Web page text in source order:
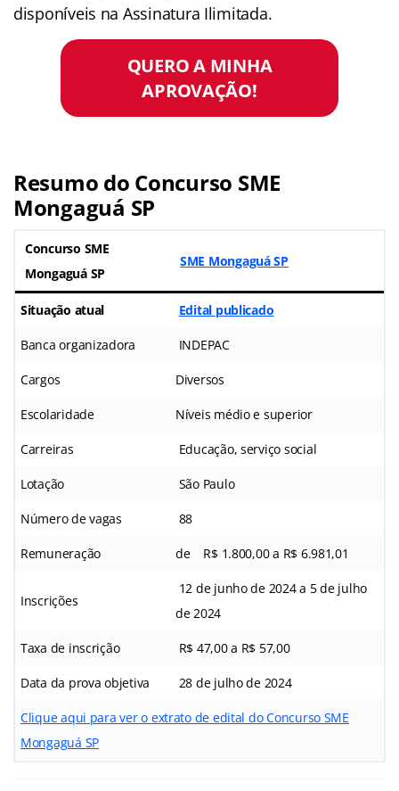
disponíveis na Assinatura Ilimitada.
QUERO A MINHA
APROVAÇÃO!
Resumo do Concurso SME
Mongaguá SP
Concurso SME
Mongaguá SP
SME Mongaguá SP
Situação atual Edital publicado
Banca organizadora INDEPAC
Cargos Diversos
Escolaridade Níveis médio e superior
Carreiras Educação, serviço social
Lotação São Paulo
Número de vagas 88
Remuneração de R$ 1.800,00 a R$ 6.981,01
Inscrições
12 de junho de 2024 a 5 de julho
de 2024
Taxa de inscrição R$ 47,00 a R$ 57,00
Data da prova objetiva 28 de julho de 2024
Clique aqui para ver o extrato de edital do Concurso SME
Mongaguá SP